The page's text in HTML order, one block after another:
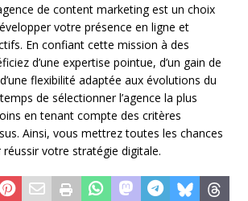
de content marketing est un choix
votre présence en ligne et
En confiant cette mission à des
d’une expertise pointue, d’un gain de
flexibilité adaptée aux évolutions du
de sélectionner l’agence la plus
en tenant compte des critères
Ainsi, vous mettrez toutes les chances
votre stratégie digitale.